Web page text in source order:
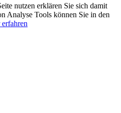
nutzen erklären Sie sich damit
Analyse Tools können Sie in den